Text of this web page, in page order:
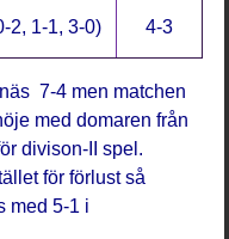
2, 1-1, 3-0) 4-3
7-4 men matchen
med domaren från
divison-II spel.
för förlust så
med 5-1 i